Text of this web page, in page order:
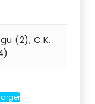
(2), C.K.